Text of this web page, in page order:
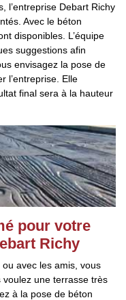
l’entreprise Debart Richy
Avec le béton
disponibles. L’équipe
suggestions afin
envisagez la pose de
l’entreprise. Elle
final sera à la hauteur
pour votre
Richy
avec les amis, vous
une terrasse très
à la pose de béton